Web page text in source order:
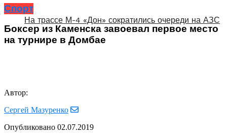
На трассе М-4 «Дон» сократились очереди на АЗС
Спорт
Боксер из Каменска завоевал первое место
на турнире в Домбае
Автор:
Сергей Мазуренко
Опубликовано 02.07.2019